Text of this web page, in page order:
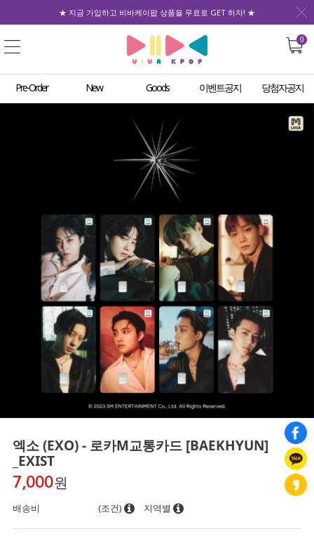
★ 지금 가입하고 비바케이팝 상품을 무료로 GET 하자! ★
0
Pre-Order New Goods 이벤트공지 당첨자공지
엑소 (EXO) - 로카M교통카드 [BAEKHYUN]
_EXIST
7,000원
배송비 (조건) 지역별